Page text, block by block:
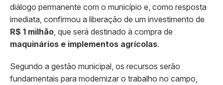
diálogo permanente com o município e, como resposta
imediata, confirmou a liberação de um investimento de
R$ 1 milhão , que será destinado à compra de
maquinários e implementos agrícolas.
Segundo a gestão municipal, os recursos serão
fundamentais para modernizar o trabalho no campo,